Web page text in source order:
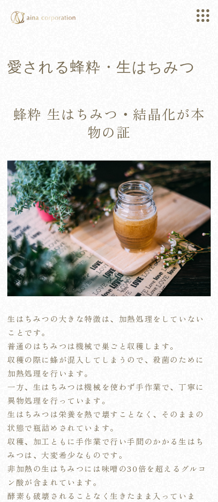
愛される蜂粋・生はちみつ
蜂粋 生はちみつ・結晶化が本
物の証
生はちみつの大きな特徴は、加熱処理をしていない
ことです。
普通のはちみつは機械で巣ごと収穫します。
収穫の際に蜂が混入してしまうので、殺菌のために
加熱処理を行います。
一方、生はちみつは機械を使わず手作業で、丁寧に
異物処理を行っています。
生はちみつは栄養を熱で壊すことなく、そのままの
状態で瓶詰めされています。
収穫、加工ともに手作業で行い手間のかかる生はち
みつは、大変希少なものです。
非加熱の生はちみつには味噌の30倍を超えるグルコ
ン酸が含まれています。
酵素も破壊されることなく生きたまま入っていま